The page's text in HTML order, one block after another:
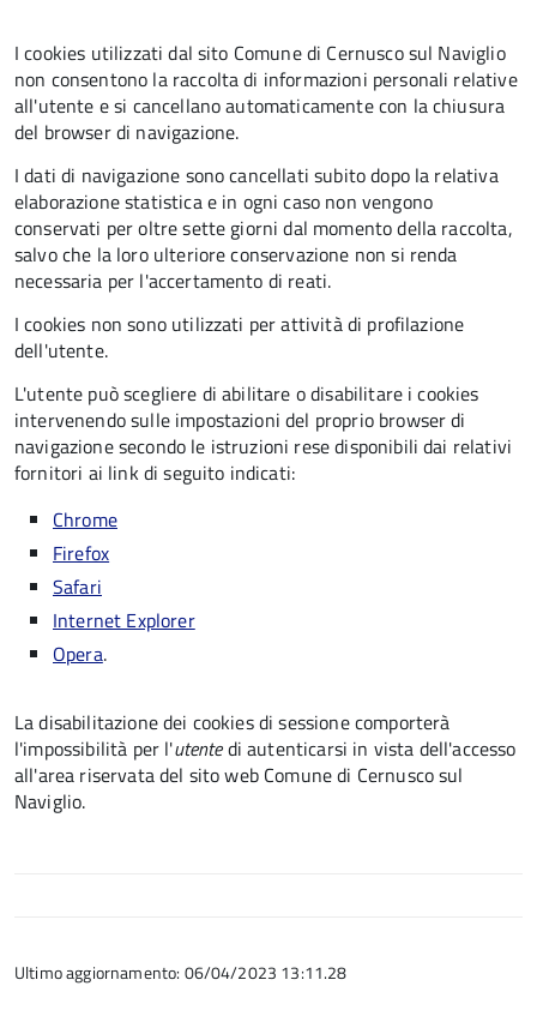
I cookies utilizzati dal sito Comune di Cernusco sul Naviglio
non consentono la raccolta di informazioni personali relative
all'utente e si cancellano automaticamente con la chiusura
del browser di navigazione.
I dati di navigazione sono cancellati subito dopo la relativa
elaborazione statistica e in ogni caso non vengono
conservati per oltre sette giorni dal momento della raccolta,
salvo che la loro ulteriore conservazione non si renda
necessaria per l'accertamento di reati.
I cookies non sono utilizzati per attività di profilazione
dell'utente.
L'utente può scegliere di abilitare o disabilitare i cookies
intervenendo sulle impostazioni del proprio browser di
navigazione secondo le istruzioni rese disponibili dai relativi
fornitori ai link di seguito indicati:
Chrome
Firefox
Safari
Internet Explorer
Opera.
La disabilitazione dei cookies di sessione comporterà
l'impossibilità per l'utentedi autenticarsi in vista dell'accesso
all'area riservata del sito web Comune di Cernusco sul
Naviglio.
Ultimo aggiornamento: 06/04/2023 13:11.28